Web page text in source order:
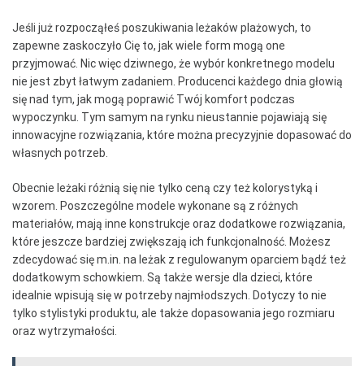
Jeśli już rozpocząłeś poszukiwania leżaków plażowych, to
zapewne zaskoczyło Cię to, jak wiele form mogą one
przyjmować. Nic więc dziwnego, że wybór konkretnego modelu
nie jest zbyt łatwym zadaniem. Producenci każdego dnia głowią
się nad tym, jak mogą poprawić Twój komfort podczas
wypoczynku. Tym samym na rynku nieustannie pojawiają się
innowacyjne rozwiązania, które można precyzyjnie dopasować do
własnych potrzeb.
Obecnie leżaki różnią się nie tylko ceną czy też kolorystyką i
wzorem. Poszczególne modele wykonane są z różnych
materiałów, mają inne konstrukcje oraz dodatkowe rozwiązania,
które jeszcze bardziej zwiększają ich funkcjonalność. Możesz
zdecydować się m.in. na leżak z regulowanym oparciem bądź też
dodatkowym schowkiem. Są także wersje dla dzieci, które
idealnie wpisują się w potrzeby najmłodszych. Dotyczy to nie
tylko stylistyki produktu, ale także dopasowania jego rozmiaru
oraz wytrzymałości.